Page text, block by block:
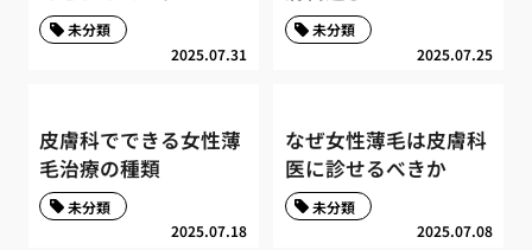
2025.07.31
未分類
2025.07.25
未分類
皮膚科でできる女性薄
毛治療の種類
2025.07.18
未分類
なぜ女性薄毛は皮膚科
医に診せるべきか
2025.07.08
未分類